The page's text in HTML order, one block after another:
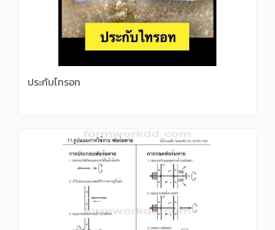
ประกับไทรอท